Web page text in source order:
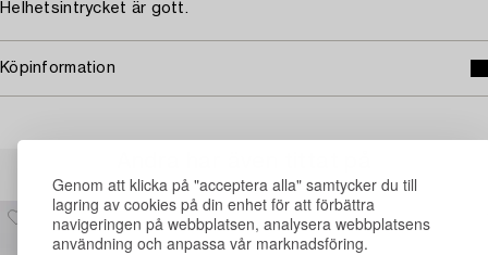
Genom att klicka på "acceptera alla" samtycker du till
lagring av cookies på din enhet för att förbättra
navigeringen på webbplatsen, analysera webbplatsens
användning och anpassa vår marknadsföring.
Helhetsintrycket är gott.
Köpinformation